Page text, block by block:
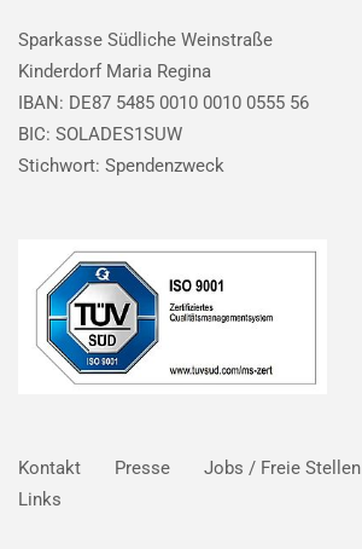
Sparkasse Südliche Weinstraße
Kinderdorf Maria Regina
IBAN: DE87 5485 0010 0010 0555 56
BIC: SOLADES1SUW
Stichwort: Spendenzweck
Kontakt Presse Jobs / Freie Stellen
Links